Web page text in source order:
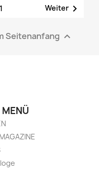
Weiter 
Seitenanfang 